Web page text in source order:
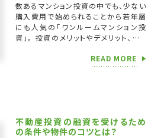
数あるマンション投資の中でも、少ない
購入費用で始められることから若年層
にも人気の「ワンルームマンション投
資」。 投資のメリットやデメリット、スタ
どを分かりやすく説明します。 この記事
READ MORE
不動産投資の融資を受けるため
の条件や物件のコツとは？